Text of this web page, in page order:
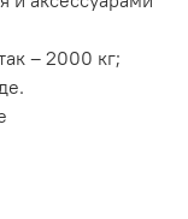
– 2000 кг;